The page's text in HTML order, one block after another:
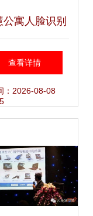
公寓人脸识别
智能安全与便
体验的革新
查看详情
：2026-08-08